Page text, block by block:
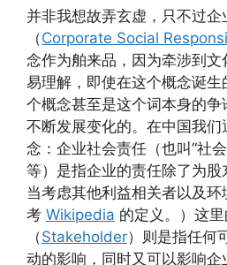
并非我想故弄玄虚，只不过企
（Corporate Social
念作为舶来品，因为牵涉到
易理解，即使在这个概念诞
个概念甚至是这个词本身的争
不断发展变化的。在中国我
念：企业社会责任（也叫“社
等）是指企业的责任除了为
当考虑其他利益相关者以及
考 Wikipedia 的定义。）这
（Stakeholder）则是指任何
动的影响，同时又可以影响企